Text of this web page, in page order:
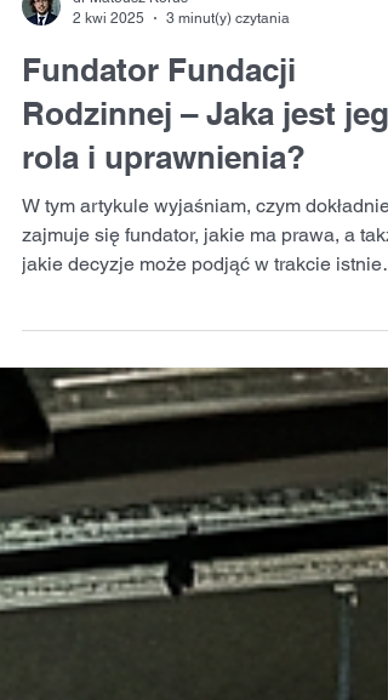
dr Mateusz Korus
2 kwi 2025
3 minut(y) czytania
Fundator Fundacji
Rodzinnej – Jaka jest
zajmuje się fundator, jakie ma prawa, a
jakie decyzje może podjąć w trakcie
fundacj